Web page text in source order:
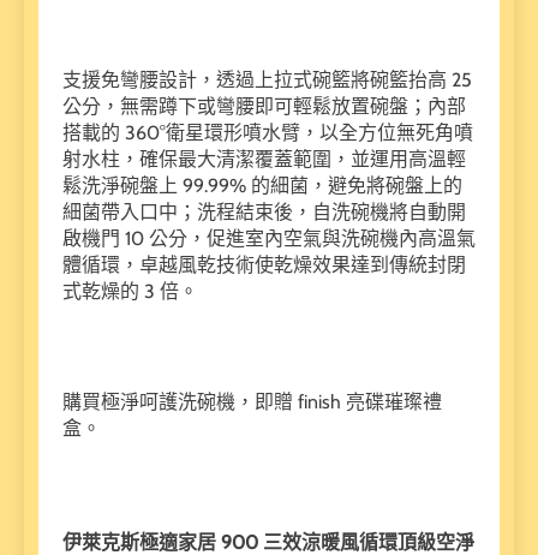
支援免彎腰設計，透過上拉式碗籃將碗籃抬高 25
公分，無需蹲下或彎腰即可輕鬆放置碗盤；內部
搭載的 360°衛星環形噴水臂，以全方位無死角噴
射水柱，確保最大清潔覆蓋範圍，並運用高溫輕
鬆洗淨碗盤上 99.99% 的細菌，避免將碗盤上的
細菌帶入口中；洗程結束後，自洗碗機將自動開
啟機門 10 公分，促進室內空氣與洗碗機內高溫氣
體循環，卓越風乾技術使乾燥效果達到傳統封閉
式乾燥的 3 倍。
購買極淨呵護洗碗機，即贈 finish 亮碟璀璨禮
盒。
伊萊克斯極適家居 900 三效涼暖風循環頂級空淨